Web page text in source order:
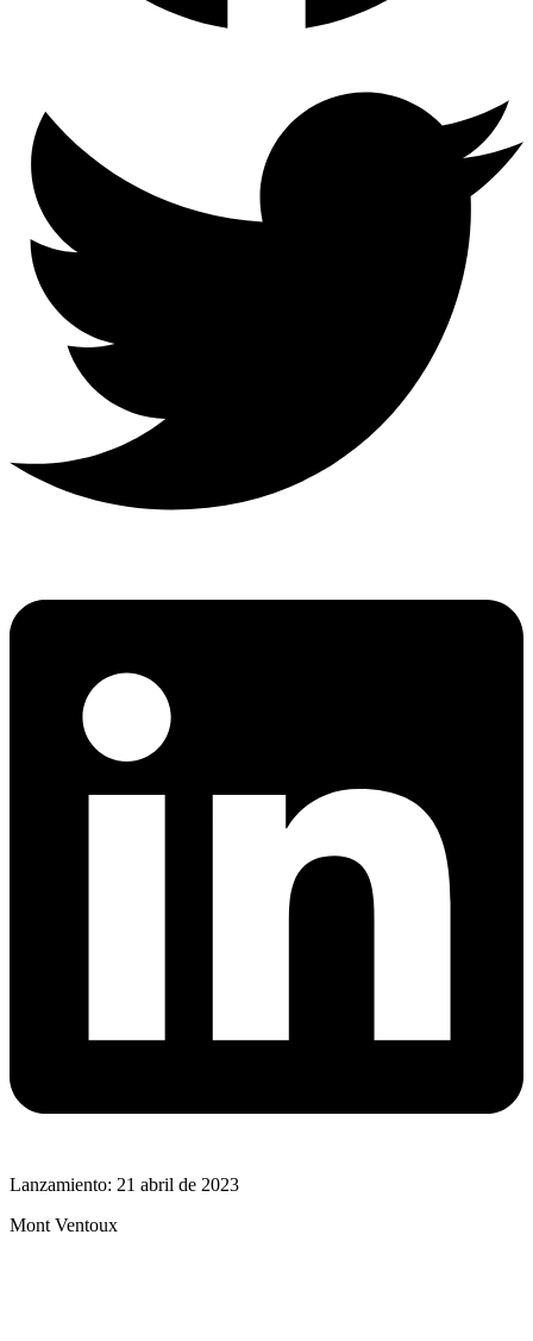
Lanzamiento: 21 abril de 2023
Mont Ventoux